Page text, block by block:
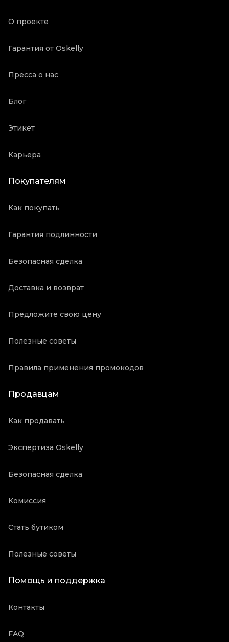
Продавец
О проекте
Гарантия от Oskelly
Пресса о нас
Блог
Этикет
Карьера
Покупателям
Как покупать
Гарантия подлинности
Безопасная сделка
Доставка и возврат
Предложите свою цену
Полезные советы
Правила применения промокодов
Продавцам
Как продавать
Экспертиза Oskelly
Безопасная сделка
Комиссия
Стать бутиком
Полезные советы
Помощь и поддержка
Контакты
FAQ